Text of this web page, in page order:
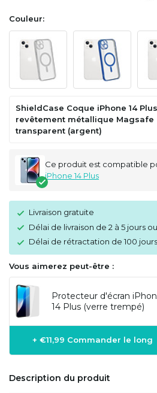
Couleur:
ShieldCase Coque iPhone 14 Plus
revêtement métallique Magsafe
transparent (argent)
Ce produit est compatible
iPhone 14 Plus
Livraison gratuite
Délai de livraison de 2 à 5 jours
Délai de rétractation de 100 jours
Vous aimerez peut-être :
Protecteur d'écran
14 Plus (verre trempé)
+ €11,99 Commander le long
Description du produit